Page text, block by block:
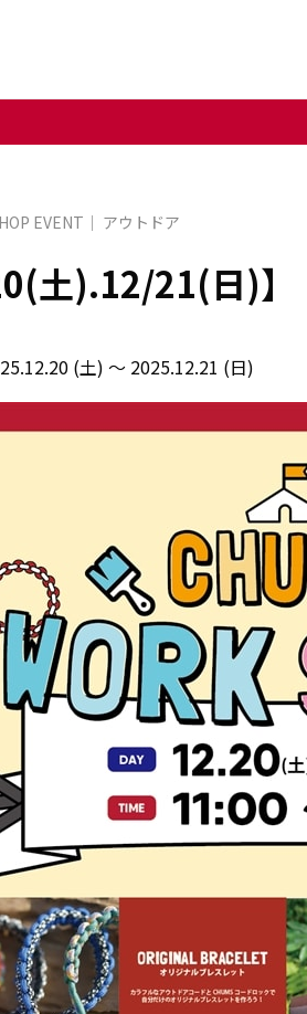
EVENT アウトドア
土).12/21(日)
(土) ～ 2025.12.21 (日)